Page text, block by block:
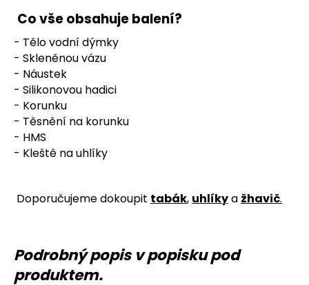
Co vše obsahuje balení?
- Tělo vodní dýmky
- Skleněnou vázu
- Náustek
- Silikonovou hadici
- Korunku
- Těsnění na korunku
- HMS
- Kleště na uhlíky
Doporučujeme dokoupit tabák, uhlíkya žhavič.
Podrobný popis v popisku pod
produktem.
o
r
u
č
u
j
e
m
e